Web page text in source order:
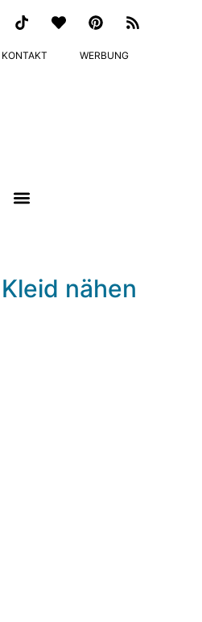
KONTAKT WERBUNG
nähen